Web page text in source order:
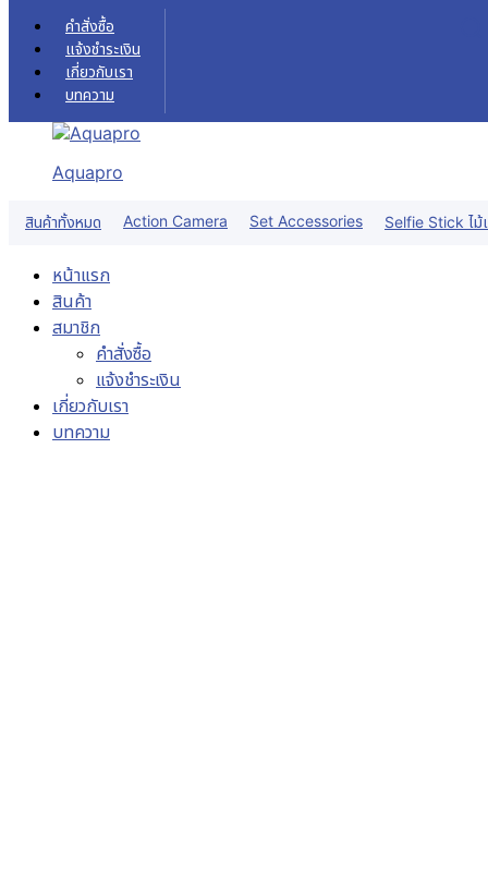
Skip to content
คำสั่งซื้อ
แจ้งชำระเงิน
เกี่ยวกับเรา
บทความ
Aquapro
สินค้าทั้งหมด Action Camera Set Accessories Selfie Stick ไม้
หน้าแรก
สินค้า
สมาชิก
คำสั่งซื้อ
แจ้งชำระเงิน
เกี่ยวกับเรา
บทความ